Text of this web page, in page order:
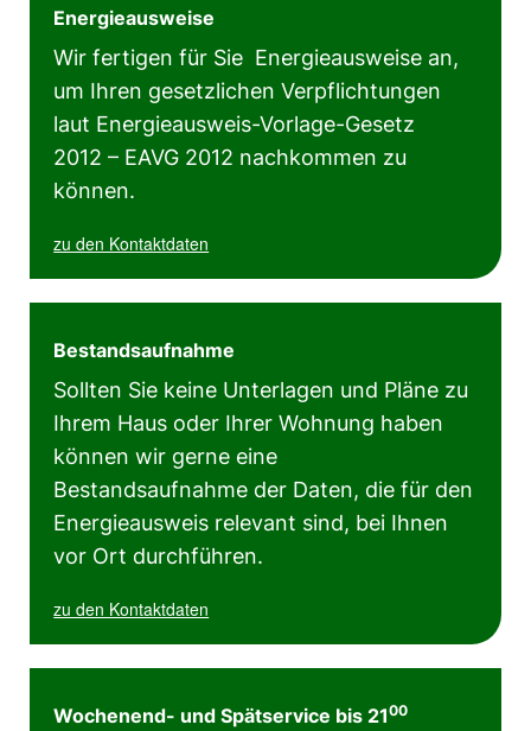
Energieausweise
Wir fertigen für Sie Energieausweise an,
um Ihren gesetzlichen Verpflichtungen
laut Energieausweis-Vorlage-Gesetz
2012 – EAVG 2012 nachkommen zu
können.
zu den Kontaktdaten
Bestandsaufnahme
Sollten Sie keine Unterlagen und Pläne zu
Ihrem Haus oder Ihrer Wohnung haben
können wir gerne eine
Bestandsaufnahme der Daten, die für den
Energieausweis relevant sind, bei Ihnen
vor Ort durchführen.
zu den Kontaktdaten
Wochenend- und Spätservice bis 2100